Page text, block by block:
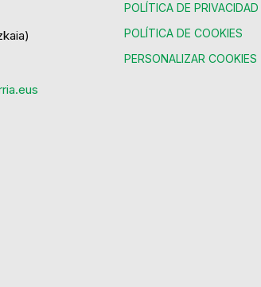
POLÍTICA DE PRIVACIDAD
POLÍTICA DE COOKIES
PERSONALIZAR COOKIES